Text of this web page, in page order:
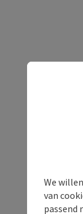
We
van
passend